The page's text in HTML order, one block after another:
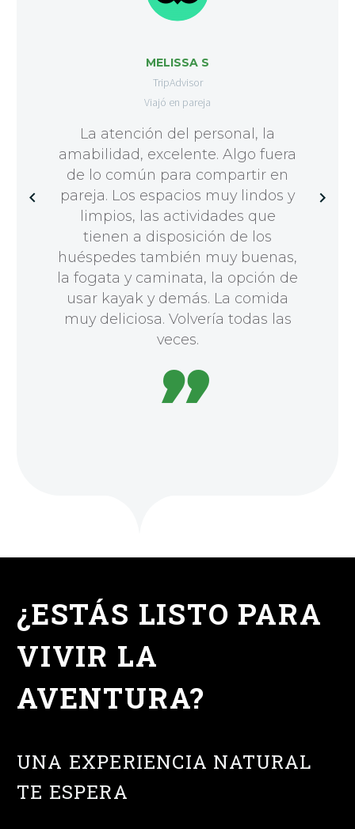
MELISSA S
TripAdvisor
Viajó en pareja
La atención del personal, la
amabilidad, excelente. Algo fuera
de lo común para compartir en
pareja. Los espacios muy lindos y
limpios, las actividades que
tienen a disposición de los
huéspedes también muy buenas,
la fogata y caminata, la opción de
usar kayak y demás. La comida
muy deliciosa. Volvería todas las
veces.

¿ESTÁS LISTO PARA
VIVIR LA
AVENTURA?
UNA EXPERIENCIA NATURAL
TE ESPERA